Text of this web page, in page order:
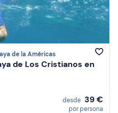
de la Américas
de Los Cristianos en
desde 39 €
por persona